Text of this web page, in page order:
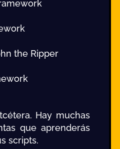
the Ripper
Hay muchas
que aprenderás
scripts.